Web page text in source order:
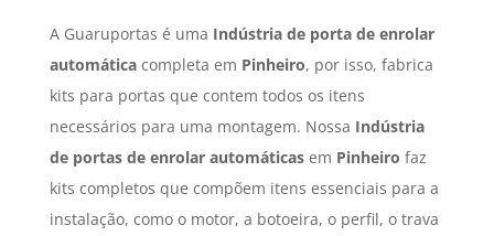
A Guaruportas é uma Indústria de porta de enrolar
automáticacompleta em Pinheiro, por isso, fabrica
kits para portas que contem todos os itens
necessários para uma montagem. Nossa Indústria
de portas de enrolar automáticasem Pinheiro faz
kits completos que compõem itens essenciais para a
instalação, como o motor, a botoeira, o perfil, o trava